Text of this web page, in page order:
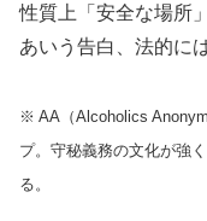
性質上「安全な場所
あいう告白、法的に
※ AA（Alcoholics
プ。守秘義務の文化が強
る。